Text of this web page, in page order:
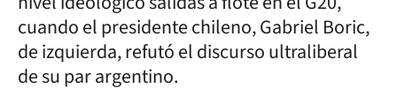
cuando el presidente chileno, Gabriel Boric,
de izquierda, refutó el discurso ultraliberal
de su par argentino.